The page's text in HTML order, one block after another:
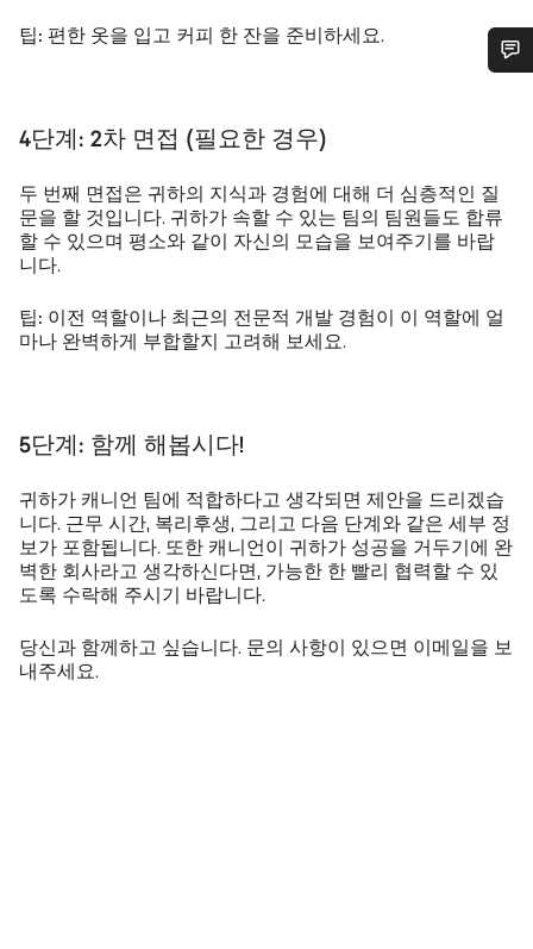
팁: 편한 옷을 입고 커피 한 잔을 준비하세요.
4단계: 2차 면접 (필요한 경우)
두 번째 면접은 귀하의 지식과 경험에 대해 더 심층적인 질
문을 할 것입니다. 귀하가 속할 수 있는 팀의 팀원들도 합류
할 수 있으며 평소와 같이 자신의 모습을 보여주기를 바랍
니다.
팁: 이전 역할이나 최근의 전문적 개발 경험이 이 역할에 얼
마나 완벽하게 부합할지 고려해 보세요.
5단계: 함께 해봅시다!
귀하가 캐니언 팀에 적합하다고 생각되면 제안을 드리겠습
니다. 근무 시간, 복리후생, 그리고 다음 단계와 같은 세부 정
보가 포함됩니다. 또한 캐니언이 귀하가 성공을 거두기에 완
벽한 회사라고 생각하신다면, 가능한 한 빨리 협력할 수 있
도록 수락해 주시기 바랍니다.
당신과 함께하고 싶습니다. 문의 사항이 있으면 이메일을 보
내주세요.
고객 지원 전문가가 질문에 답변하기 위해 대기하고
있습니다.
채팅 시작
닫기